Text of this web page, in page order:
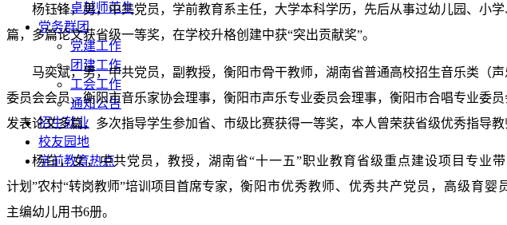
卓越师范生
党务群团
党建工作
团建工作
工会工作
通知公告
招生就业
校友园地
学前教育热点
杨钰锋，男，中共党员，学前教育系主任，大学本科学历，先后从事过幼儿园、小
篇，多篇论文获省级一等奖，在学校升格创建中获“突出贡献奖”。
马奕斌，男，中共党员，副教授，衡阳市骨干教师，湖南省普通高校招生音乐类（
委员会会员，衡阳市音乐家协会理事，衡阳市声乐专业委员会理事，衡阳市合唱专业委
发表论文多篇，多次指导学生参加省、市级比赛获得一等奖，本人曾荣获省级优秀指导教
杨白，女，中共党员，教授， 湖南省“十一五”职业教育省级重点建设项目专业带
计划”农村“转岗教师”培训项目首席专家， 衡阳市优秀教师、优秀共产党员 ， 高级育婴
主编幼儿用书6册。